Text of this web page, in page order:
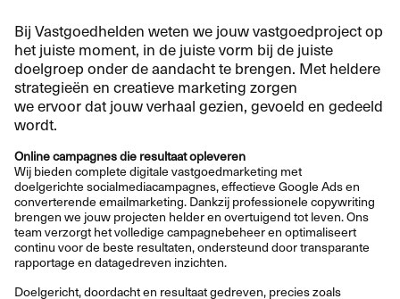
Bij Vastgoedhelden weten we jouw vastgoedproject op
het juiste moment, in de juiste vorm bij de juiste
doelgroep onder de aandacht te brengen. Met heldere
strategieën en creatieve marketing zorgen
we ervoor dat jouw verhaal gezien, gevoeld en gedeeld
wordt.
Online campagnes die resultaat opleveren
Wij bieden complete digitale vastgoedmarketing met
doelgerichte socialmediacampagnes, effectieve Google Ads en
converterende emailmarketing. Dankzij professionele copywriting
brengen we jouw projecten helder en overtuigend tot leven. Ons
team verzorgt het volledige campagnebeheer en optimaliseert
continu voor de beste resultaten, ondersteund door transparante
rapportage en datagedreven inzichten.
Doelgericht, doordacht en resultaat gedreven, precies zoals